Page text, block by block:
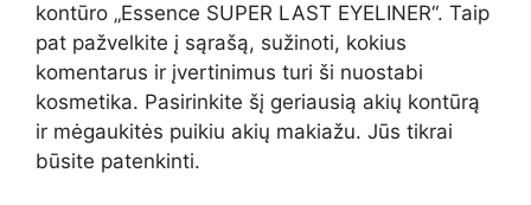
kontūro „Essence SUPER LAST EYELINER“. Taip
pat pažvelkite į sąrašą, sužinoti, kokius
komentarus ir įvertinimus turi ši nuostabi
kosmetika. Pasirinkite šį geriausią akių kontūrą
ir mėgaukitės puikiu akių makiažu. Jūs tikrai
būsite patenkinti.